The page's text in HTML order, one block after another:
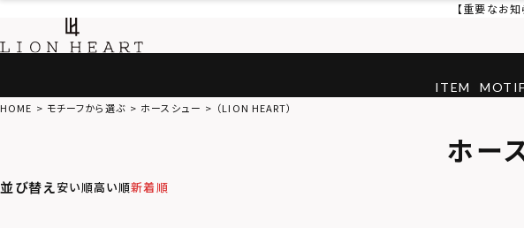
【重要なお
ITEM MOTIF
HOME モチーフから選ぶ ホースシュー （LION HEART）
ホー
並び替え安い順高い順新着順